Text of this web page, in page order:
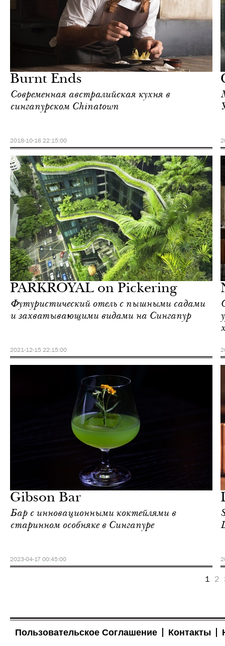
Burnt Ends
Современная австралийская кухня в
сингапурском Chinatown
2018-10-16 22:15:00
PARKROYAL on Pickering
Футуристический отель с пышными садами
и захватывающими видами на Сингапур
2021-12-15 22:15:00
Gibson Bar
Бар с инновационными коктейлями в
старинном особняке в Сингапуре
2023-04-17 00:45:00
1 2
Пользовательское Соглашение Контакты